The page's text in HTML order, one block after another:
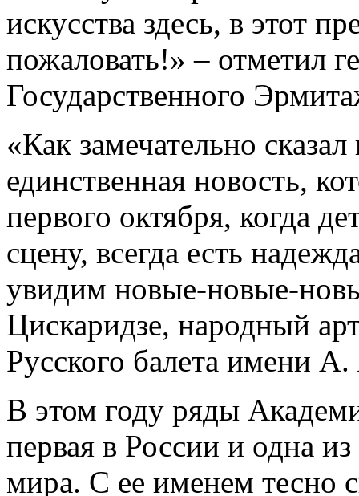
искусства здесь, в этот
пожаловать!» – отметил
Государственного
«Как замечательно
единственная новость,
первого октября, когда
сцену, всегда есть
увидим новые-новые-
Цискаридзе, народный
Русского балета имени
В этом году ряды
первая в России и одна
мира. С ее именем тесно